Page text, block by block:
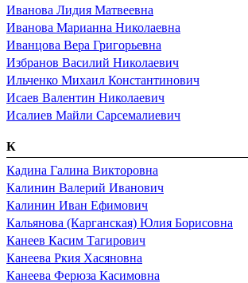
Иванова Лидия Матвеевна
Иванова Марианна Николаевна
Иванцова Вера Григорьевна
Избранов Василий Николаевич
Ильченко Михаил Константинович
Исаев Валентин Николаевич
Исалиев Майли Сарсемалиевич
К
Кадина Галина Викторовна
Калинин Валерий Иванович
Калинин Иван Ефимович
Кальянова (Карганская) Юлия Борисовна
Канеев Касим Тагирович
Канеева Ркия Хасяновна
Канеева Ферюза Касимовна